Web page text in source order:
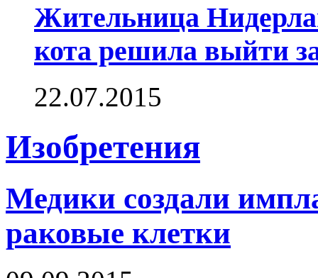
Жительница
кота решила выйти
22.07.2015
Изобретения
Медики создали
раковые клетки